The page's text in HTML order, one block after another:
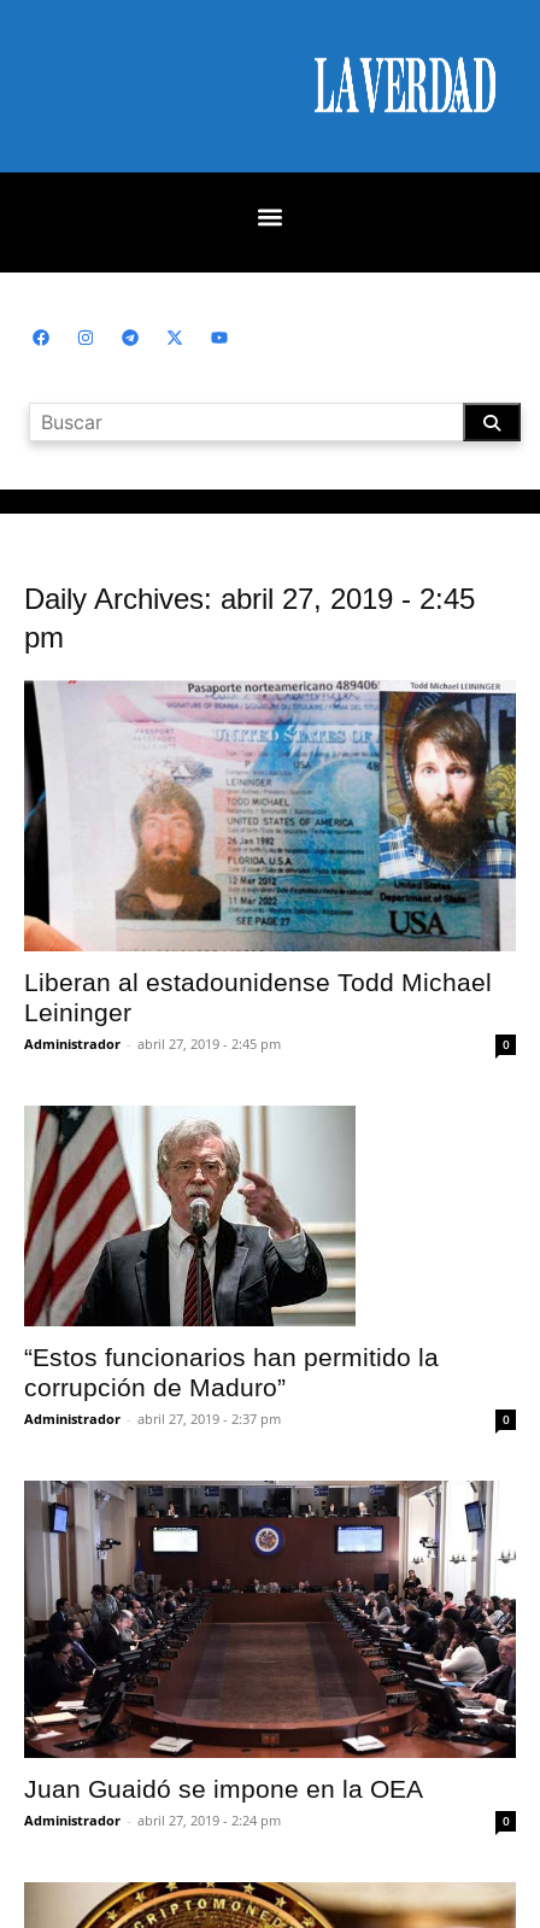
Daily Archives: abril 27, 2019 - 2:45
pm
Liberan al estadounidense Todd Michael
Leininger
Administrador - abril 27, 2019 - 2:45 pm 0
“Estos funcionarios han permitido la
corrupción de Maduro”
Administrador - abril 27, 2019 - 2:37 pm 0
Juan Guaidó se impone en la OEA
Administrador - abril 27, 2019 - 2:24 pm 0